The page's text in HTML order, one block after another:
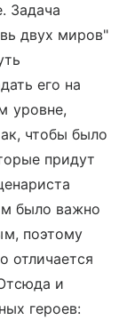
Задача
двух миров"
его на
уровне,
чтобы было
придут
было важно
поэтому
отличается
и
героев: